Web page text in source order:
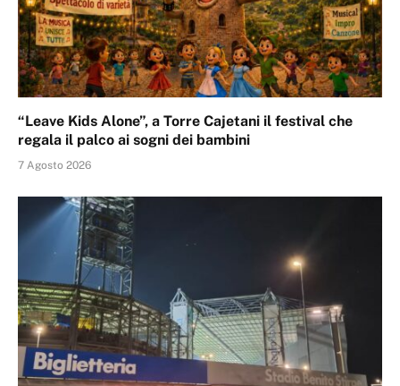
“Leave Kids Alone”, a Torre Cajetani il festival che
regala il palco ai sogni dei bambini
7 Agosto 2026